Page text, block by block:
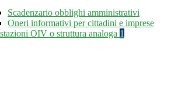
Scadenzario obblighi amministrativi
Oneri informativi per cittadini e imprese
OIV o struttura analoga 1